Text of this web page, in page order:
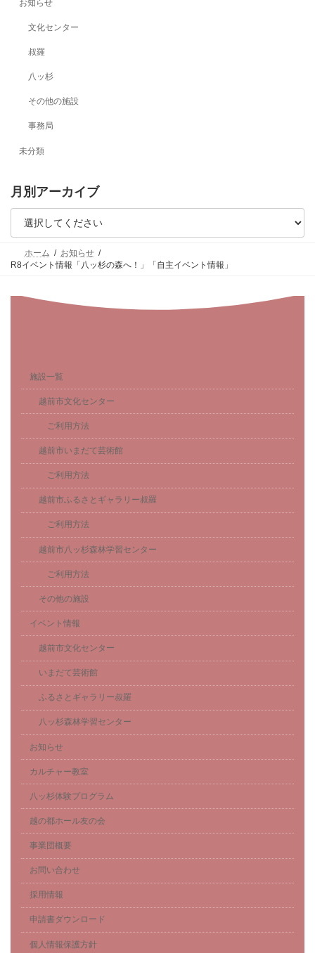
お知らせ
文化センター
叔羅
八ッ杉
その他の施設
事務局
未分類
月別アーカイブ
ホーム
お知らせ
R8イベント情報「八ッ杉の森へ！」「自主イベント情報」
施設一覧
越前市文化センター
ご利用方法
越前市いまだて芸術館
ご利用方法
越前市ふるさとギャラリー叔羅
ご利用方法
越前市八ッ杉森林学習センター
ご利用方法
その他の施設
イベント情報
越前市文化センター
いまだて芸術館
ふるさとギャラリー叔羅
八ッ杉森林学習センター
お知らせ
カルチャー教室
八ッ杉体験プログラム
越の都ホール友の会
事業団概要
お問い合わせ
採用情報
申請書ダウンロード
個人情報保護方針